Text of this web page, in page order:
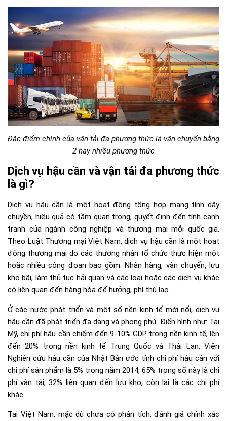
Đặc điểm chính của vận tải đa phương thức là vận chuyển bằng
2 hay nhiều phương thức
Dịch vụ hậu cần và vận tải đa phương thức
là gì?
Dịch vụ hậu cần là một hoạt động tổng hợp mang tính dây
chuyền, hiệu quả có tầm quan trọng, quyết định đến tính cạnh
tranh của ngành công nghiệp và thương mại mỗi quốc gia.
Theo Luật Thương mại Việt Nam, dịch vụ hậu cần là một hoạt
động thương mại do các thương nhân tổ chức thực hiện một
hoặc nhiều công đoạn bao gồm: Nhận hàng, vận chuyển, lưu
kho bãi, làm thủ tục hải quan và các loại hoặc các dịch vụ khác
có liên quan đến hàng hóa để hưởng, phí thù lao.
Ở các nước phát triển và một số nền kinh tế mới nổi, dịch vụ
hậu cần đã phát triển đa dạng và phong phú. Điển hình như: Tại
Mỹ, chi phí hậu cần chiếm đến 9-10% GDP trong nền kinh tế; lên
đến 20% trong nền kinh tế Trung Quốc và Thái Lan. Viện
Nghiên cứu hậu cần của Nhật Bản ước tính chi phí hậu cần với
chi phí sản phẩm là 5% trong năm 2014, 65% trong số này là chi
phí vận tải, 32% liên quan đến lưu kho, còn lại là các chi phí
khác.
Tại Việt Nam, mặc dù chưa có phân tích, đánh giá chính xác